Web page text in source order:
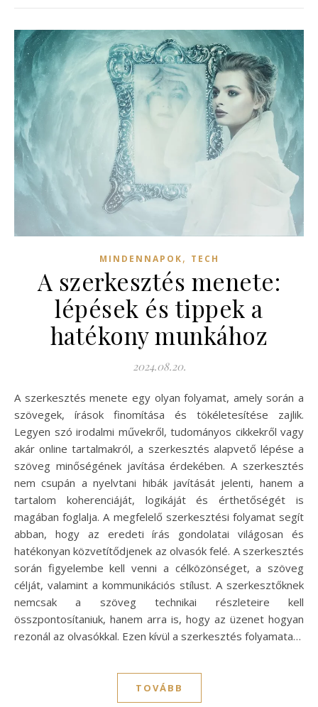
MINDENNAPOK, TECH
A szerkesztés menete:
lépések és tippek a
hatékony munkához
2024.08.20.
A szerkesztés menete egy olyan folyamat, amely során a
szövegek, írások finomítása és tökéletesítése zajlik.
Legyen szó irodalmi művekről, tudományos cikkekről vagy
akár online tartalmakról, a szerkesztés alapvető lépése a
szöveg minőségének javítása érdekében. A szerkesztés
nem csupán a nyelvtani hibák javítását jelenti, hanem a
tartalom koherenciáját, logikáját és érthetőségét is
magában foglalja. A megfelelő szerkesztési folyamat segít
abban, hogy az eredeti írás gondolatai világosan és
hatékonyan közvetítődjenek az olvasók felé. A szerkesztés
során figyelembe kell venni a célközönséget, a szöveg
célját, valamint a kommunikációs stílust. A szerkesztőknek
nemcsak a szöveg technikai részleteire kell
összpontosítaniuk, hanem arra is, hogy az üzenet hogyan
rezonál az olvasókkal. Ezen kívül a szerkesztés folyamata…
TOVÁBB